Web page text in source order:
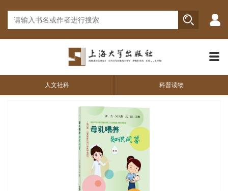
人文社科 科普读物